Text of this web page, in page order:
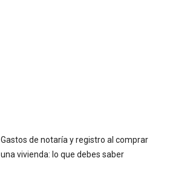
Gastos de notaría y registro al comprar
una vivienda: lo que debes saber